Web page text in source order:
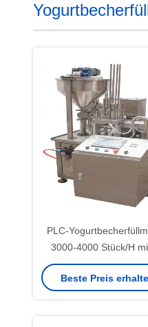
PLC-
3000-4000 Stück/H
Füllgenauigkeit
Beste Preis